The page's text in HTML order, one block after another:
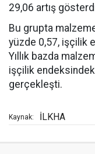
29,06 artış
Bu grupta
yüzde 0,57, işçilik
Yıllık bazda
işçilik
gerçekleşti.
Kaynak: İLKHA